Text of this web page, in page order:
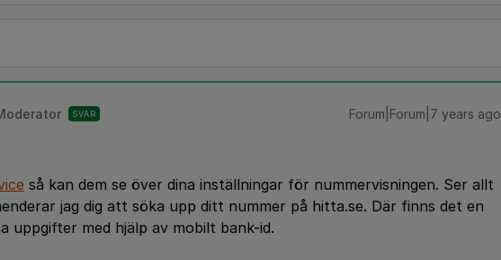
SVAR Forum|Forum|7 years ago
så kan dem se över dina inställningar för nummervisningen. Ser allt
jag dig att söka upp ditt nummer på hitta.se. Där finns det en
uppgifter med hjälp av mobilt bank-id.